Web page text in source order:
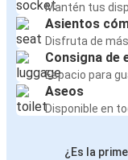
Mantén tus
Asientos
Disfruta de
Consigna de
Espacio para
Aseos
Disponible en
¿Es la